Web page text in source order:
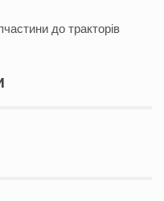
до тракторів